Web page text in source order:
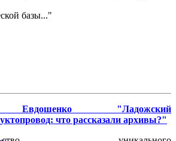
базы..."
"Ладожский
что рассказали архивы?"